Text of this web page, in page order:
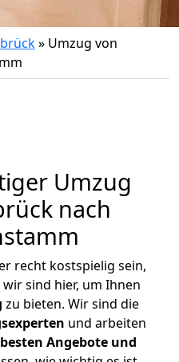
» Umzug von
Umzug
nach
recht kostspielig sein,
sind hier, um Ihnen
zu bieten. Wir sind die
und arbeiten
Angebote und